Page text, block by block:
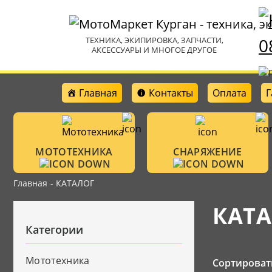
ТЕХНИКА, ЭКИПИРОВКА, ЗАПЧАСТИ,
АКСЕССУАРЫ И МНОГОЕ ДРУГОЕ
Главная Контакты Оплата
МОТОТЕХНИКА
Велотехника
СНАРЯЖЕНИЕ
Аксессуары
Защитная
Главная - КАТАЛОГ
Категории
Мототехника